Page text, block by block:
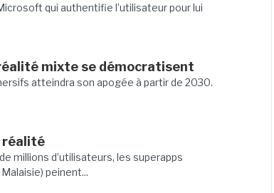
qui authentifie l’utilisateur pour lui
mixte se démocratisent
atteindra son apogée à partir de 2030.
réalité
millions d’utilisateurs, les superapps
peinent...